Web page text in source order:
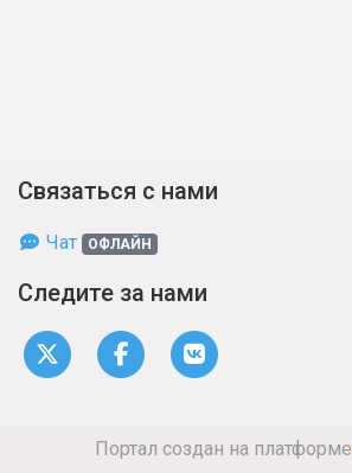
Связаться с нами
Чат ОФЛАЙН
Следите за нами
Портал создан на платформе